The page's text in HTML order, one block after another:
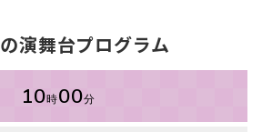
の演舞台プログラム
10時00分